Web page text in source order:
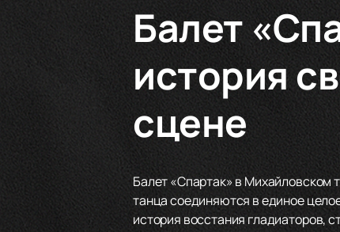
Балет
история
сцене
Балет «Спартак» в Михайловском
танца соединяются в единое
история восстания гладиаторов,